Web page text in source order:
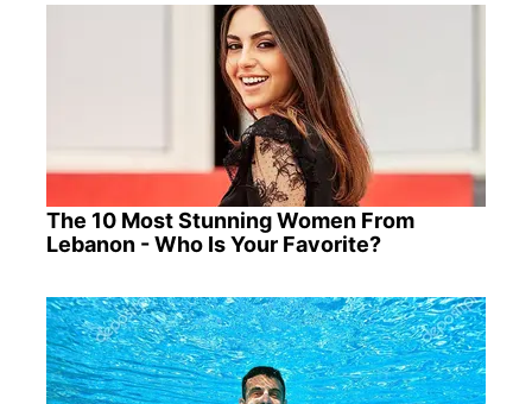
The 10 Most Stunning Women From
Lebanon - Who Is Your Favorite?